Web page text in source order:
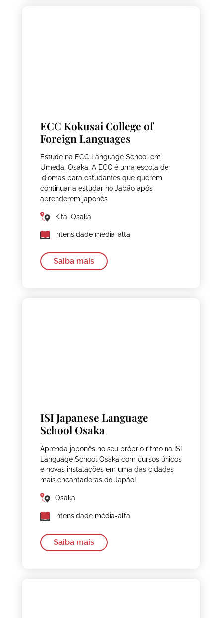
ECC Kokusai College of
Foreign Languages
Estude na ECC Language School em
Umeda, Osaka. A ECC é uma escola de
idiomas para estudantes que querem
continuar a estudar no Japão após
aprenderem japonês
Kita, Osaka
Intensidade média-alta
Saiba mais
ISI Japanese Language
School Osaka
Aprenda japonês no seu próprio ritmo na ISI
Language School Osaka com cursos únicos
e novas instalações em uma das cidades
mais encantadoras do Japão!
Osaka
Intensidade média-alta
Saiba mais